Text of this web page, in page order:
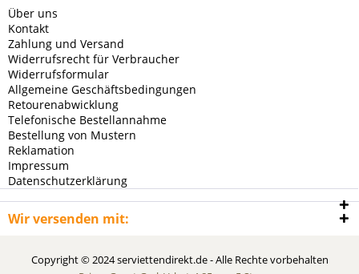
Über uns
Kontakt
Zahlung und Versand
Widerrufsrecht für Verbraucher
Widerrufsformular
Allgemeine Geschäftsbedingungen
Retourenabwicklung
Telefonische Bestellannahme
Bestellung von Mustern
Reklamation
Impressum
Datenschutzerklärung
Wir versenden mit:
Copyright © 2024 serviettendirekt.de - Alle Rechte vorbehalten